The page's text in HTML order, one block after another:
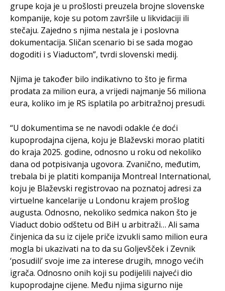
grupe koja je u prošlosti preuzela brojne slovenske
kompanije, koje su potom završile u likvidaciji ili
stečaju. Zajedno s njima nestala je i poslovna
dokumentacija. Sličan scenario bi se sada mogao
dogoditi i s Viaductom”, tvrdi slovenski medij.
Njima je također bilo indikativno to što je firma
prodata za milion eura, a vrijedi najmanje 56 miliona
eura, koliko im je RS isplatila po arbitražnoj presudi.
“U dokumentima se ne navodi odakle će doći
kupoprodajna cijena, koju je Blaževski morao platiti
do kraja 2025. godine, odnosno u roku od nekoliko
dana od potpisivanja ugovora. Zvanično, međutim,
trebala bi je platiti kompanija Montreal International,
koju je Blaževski registrovao na poznatoj adresi za
virtuelne kancelarije u Londonu krajem prošlog
augusta. Odnosno, nekoliko sedmica nakon što je
Viaduct dobio odštetu od BiH u arbitraži… Ali sama
činjenica da su iz cijele priče izvukli samo milion eura
mogla bi ukazivati na to da su Goljevšček i Zevnik
‘posudili’ svoje ime za interese drugih, mnogo većih
igrača. Odnosno onih koji su podijelili najveći dio
kupoprodajne cijene. Među njima sigurno nije